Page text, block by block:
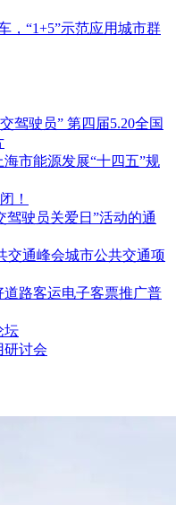
，“1+5”示范应用城市群
驾驶员” 第四届5.20全国
市能源发展“十四五”规
！
驾驶员关爱日”活动的通
交通峰会城市公共交通项
路客运电子客票推广普
坛
研讨会